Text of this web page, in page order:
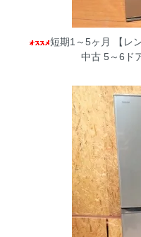
短期1～5ヶ月 【レ
中古 5～6ド